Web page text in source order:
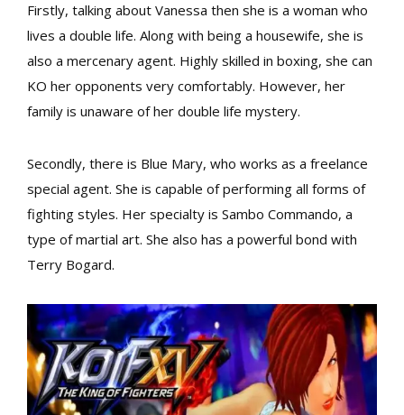
Firstly, talking about Vanessa then she is a woman who
lives a double life. Along with being a housewife, she is
also a mercenary agent. Highly skilled in boxing, she can
KO her opponents very comfortably. However, her
family is unaware of her double life mystery.
Secondly, there is Blue Mary, who works as a freelance
special agent. She is capable of performing all forms of
fighting styles. Her specialty is Sambo Commando, a
type of martial art. She also has a powerful bond with
Terry Bogard.